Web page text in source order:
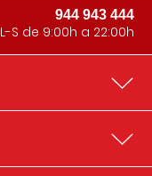
944 943 444
L-S de 9:00h a 22:00h